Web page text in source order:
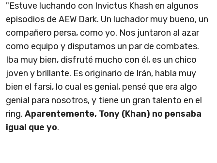
"Estuve luchando con Invictus Khash en algunos
episodios de AEW Dark. Un luchador muy bueno, un
compañero persa, como yo. Nos juntaron al azar
como equipo y disputamos un par de combates.
Iba muy bien, disfruté mucho con él, es un chico
joven y brillante. Es originario de Irán, habla muy
bien el farsi, lo cual es genial, pensé que era algo
genial para nosotros, y tiene un gran talento en el
ring. Aparentemente, Tony (Khan) no pensaba
igual que yo.